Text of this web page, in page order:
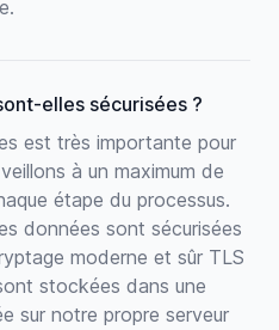
elles sécurisées ?
est très importante pour
à un maximum de
étape du processus.
données sont sécurisées
moderne et sûr TLS
stockées dans une
sur notre propre serveur